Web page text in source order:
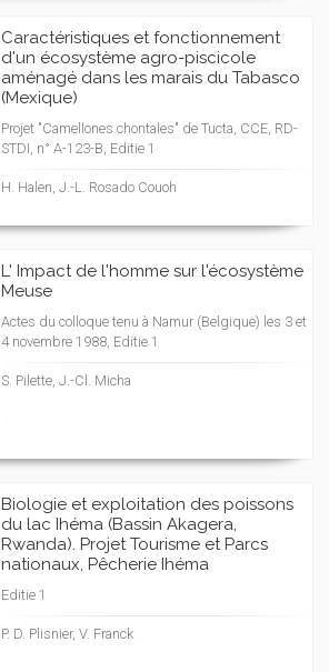
Caractéristiques et fonctionnement
d'un écosystème agro-piscicole
aménagé dans les marais du Tabasco
(Mexique)
Projet "Camellones chontales" de Tucta, CCE, RD-
STDI, n° A-123-B, Editie 1
H. Halen, J.-L. Rosado Couoh
L' Impact de l'homme sur l'écosystème
Meuse
Actes du colloque tenu à Namur (Belgique) les 3 et
4 novembre 1988, Editie 1
S. Pilette, J.-Cl. Micha
Biologie et exploitation des poissons
du lac Ihéma (Bassin Akagera,
Rwanda). Projet Tourisme et Parcs
nationaux, Pêcherie Ihéma
Editie 1
P. D. Plisnier, V. Franck